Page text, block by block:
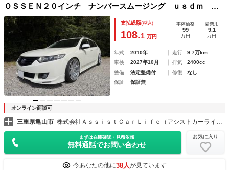
ＯＳＳＥＮ２０インチ ナンバースムージング ｕｓｄｍ 社
外オーディオスピーカー
支払総額(税込)
108.1 万円
本体価格
99
万円
諸費用
9.1
万円
年式 2010年 走行
9.7万km
車検
2027年10月 排気
2400cc
整備
法定整備付 修復
なし
保証
保証無
オンライン商談可
三重県亀山市 株式会社ＡｓｓｉｓｔＣａｒＬｉｆｅ（アシストカーライフティーズ）
まずは在庫確認・見積依頼
無料通話でお問い合わせ
お気に入り
今あなたの他に38人が見ています